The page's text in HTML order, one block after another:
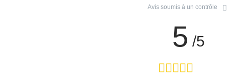
Avis soumis à un contrôle
5 /5